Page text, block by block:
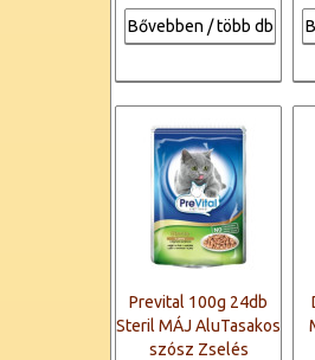
Bővebben / több db
Prevital 100g 24db
Steril MÁJ AluTasakos
szósz Zselés